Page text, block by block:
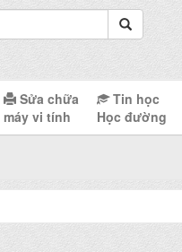
Sửa chữa
máy vi tính
Tin học
Học đường